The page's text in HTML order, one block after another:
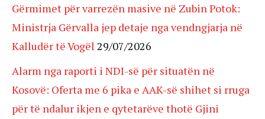
Gërmimet për varrezën masive në Zubin Potok:
Ministrja Gërvalla jep detaje nga vendngjarja në
Kalludër të Vogël 29/07/2026
Alarm nga raporti i NDI-së për situatën në
Kosovë: Oferta me 6 pika e AAK-së shihet si rruga
për të ndalur ikjen e qytetarëve thotë Gjini